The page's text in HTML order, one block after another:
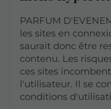
PARFUM
les sites en
saurait donc être
contenu. Les
ces sites
l'utilisateur. Il se
conditions